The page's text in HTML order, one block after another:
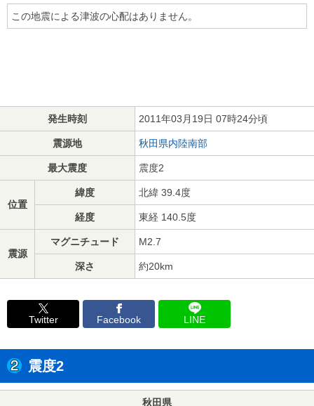
この地震による津波の心配はありません。
発生時刻 2011年03月19日 07時24分頃
震源地 秋田県内陸南部
最大震度 震度2
位置
緯度 北緯 39.4度
経度 東経 140.5度
震源
マグニチュード M2.7
深さ 約20km
Twitter Facebook LINE
震度2
秋田県